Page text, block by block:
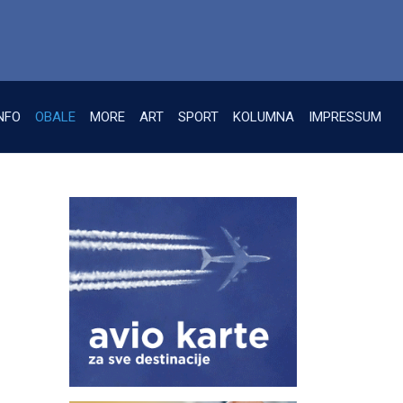
OBALE MORE ART SPORT KOLUMNA IMPRESSUM